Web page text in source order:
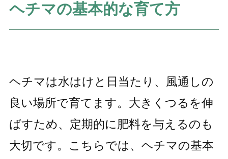
ヘチマの基本的な育て方
ヘチマは水はけと日当たり、風通しの
良い場所で育てます。大きくつるを伸
ばすため、定期的に肥料を与えるのも
大切です。こちらでは、ヘチマの基本